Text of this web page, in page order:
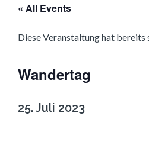
« All Events
Diese Veranstaltung hat bereits
Wandertag
25. Juli 2023